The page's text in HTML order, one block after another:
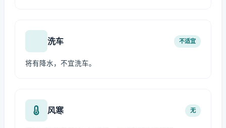
洗车 不适宜
将有降水，不宜洗车。
风寒 无